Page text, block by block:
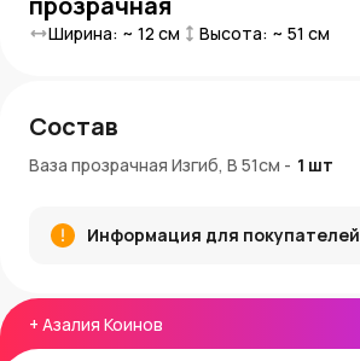
Ширина: ~ 12 см Высота: ~ 51 см
+ Азалия Коинов
Состав
Ваза прозрачная Изгиб, В 51см - 1 шт
Информация для покупателей